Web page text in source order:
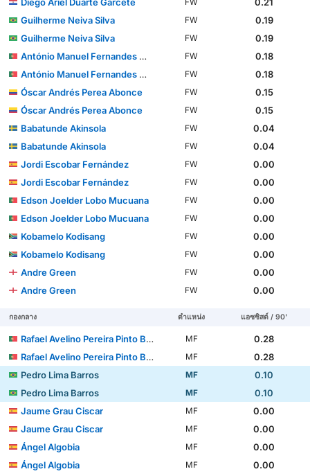
FW
Guilherme Neiva Silva
FW
0.19
Guilherme Neiva Silva
FW
0.19
António Manuel Fernandes Mendes
FW
0.18
António Manuel Fernandes Mendes
FW
0.18
Óscar Andrés Perea Abonce
FW
0.15
Óscar Andrés Perea Abonce
FW
0.15
Babatunde Akinsola
FW
0.04
Babatunde Akinsola
FW
0.04
Jordi Escobar Fernández
FW
0.00
Jordi Escobar Fernández
FW
0.00
Edson Joelder Lobo Mucuana
FW
0.00
Edson Joelder Lobo Mucuana
FW
0.00
Kobamelo Kodisang
FW
0.00
Kobamelo Kodisang
FW
0.00
Andre Green
FW
0.00
Andre Green
FW 0.00
กองกลาง ตำแหน่ง แอซซิสต์ / 90'
Rafael Avelino Pereira Pinto Barbosa MF
0.28
Rafael Avelino Pereira Pinto Barbosa
MF
0.28
Pedro Lima Barros
MF
0.10
Pedro Lima Barros
MF
0.10
Jaume Grau Ciscar
MF
0.00
Jaume Grau Ciscar
MF
0.00
Ángel Algobia
MF
0.00
Ángel Algobia
MF
0.00